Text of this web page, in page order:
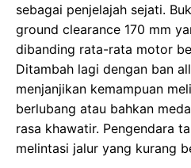
sebagai penjelajah sejati.
ground clearance 170 mm
dibanding rata-rata motor
Ditambah lagi dengan ban
menjanjikan kemampuan
berlubang atau bahkan
rasa khawatir. Pengendara
melintasi jalur yang kurang